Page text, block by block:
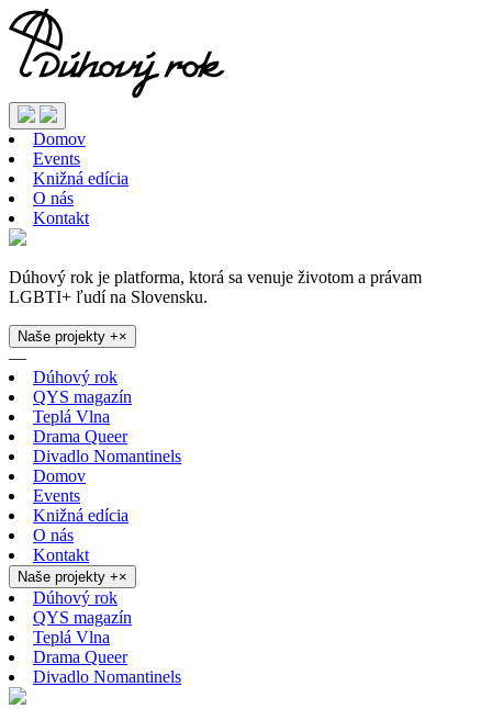
Domov
Events
Knižná edícia
O nás
Kontakt
Dúhový rok je platforma, ktorá sa venuje životom a právam
LGBTI+ ľudí na Slovensku.
Naše projekty +×
—
Dúhový rok
QYS magazín
Teplá Vlna
Drama Queer
Divadlo Nomantinels
Domov
Events
Knižná edícia
O nás
Kontakt
Naše projekty +×
Dúhový rok
QYS magazín
Teplá Vlna
Drama Queer
Divadlo Nomantinels